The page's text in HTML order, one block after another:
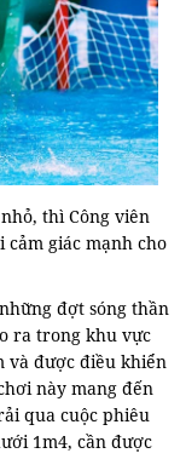
thì Công viên
cảm giác mạnh cho
đợt sóng thần
ra trong khu vực
và được điều khiển
này mang đến
qua cuộc phiêu
1m4, cần được